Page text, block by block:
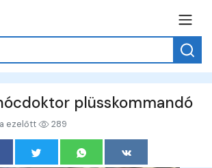
plüsskommandó
ezelőtt 289